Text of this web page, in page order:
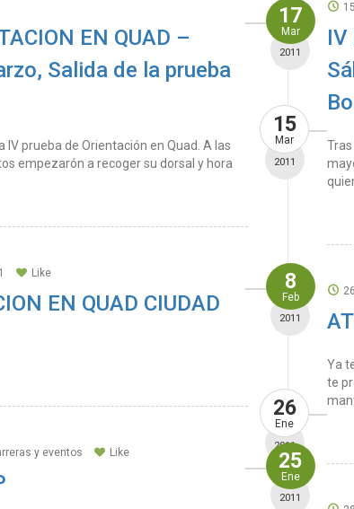
17
Mar
2011
EN QUAD –
Salida de la prueba
prueba de Orientación en Quad. A las
empezarón a recoger su dorsal y hora
15
Mar
2011
IV
8
Feb
2011
Like
EN QUAD CIUDAD
26
Ene
2011
Ya
te
25
Ene
2011
y eventos Like